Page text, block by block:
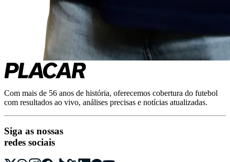
Com mais de 56 anos de história, oferecemos cobertura do futebol
com resultados ao vivo, análises precisas e notícias atualizadas.
Siga as nossas
redes sociais